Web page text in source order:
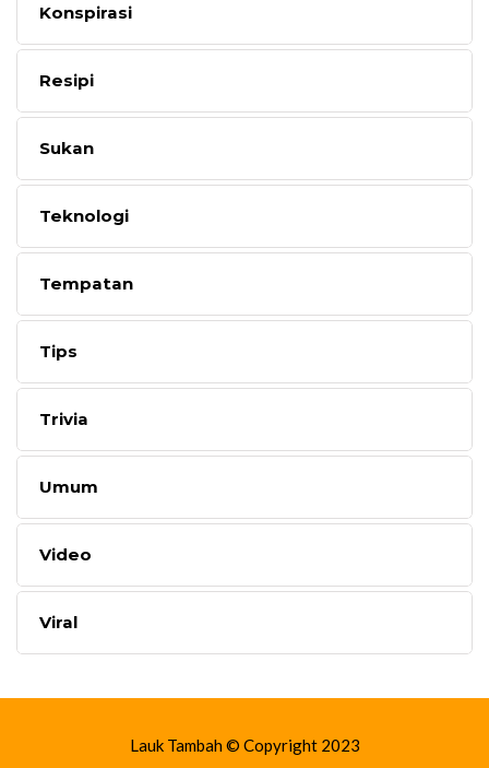
Konspirasi
Resipi
Sukan
Teknologi
Tempatan
Tips
Trivia
Umum
Video
Viral
Lauk Tambah © Copyright 2023